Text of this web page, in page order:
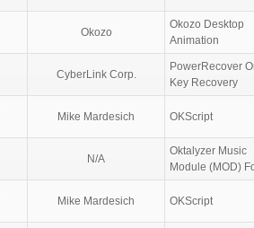
Okozo
Okozo Desktop
Animation
CyberLink Corp.
PowerRecover
Key Recovery
Mike Mardesich OKScript
N/A
Oktalyzer Music
Module (MOD)
Mike Mardesich OKScript